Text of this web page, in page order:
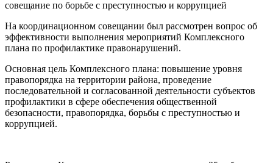
На координационном совещании был рассмотрен вопрос об
эффективности выполнения мероприятий Комплексного
плана по профилактике правонарушений.
Основная цель Комплексного плана: повышение уровня
правопорядка на территории района, проведение
последовательной и согласованной деятельности субъектов
профилактики в сфере обеспечения общественной
безопасности, правопорядка, борьбы с преступностью и
коррупцией.